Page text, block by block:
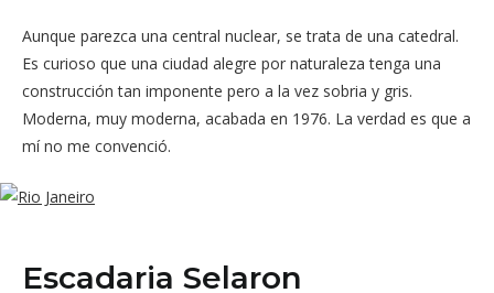
Aunque parezca una central nuclear, se trata de una catedral.
Es curioso que una ciudad alegre por naturaleza tenga una
construcción tan imponente pero a la vez sobria y gris.
Moderna, muy moderna, acabada en 1976. La verdad es que a
mí no me convenció.
Escadaria Selaron